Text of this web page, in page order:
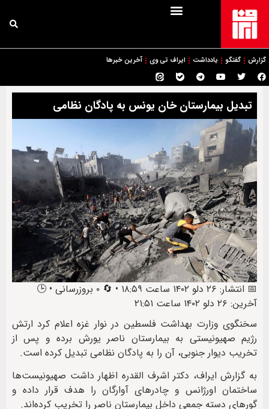
گزارش گفتگو یادداشت ایراف تی وی آخرین خبرها
تبدیل بیمارستان خان یونس به پادگان نظامی
📅 انتشار: ۲۶ دلو ۱۴۰۲ ساعت ۱۸:۵۹ • 🔄 ۰ بروزرسانی • 🕒
آخرین: ۲۶ دلو ۱۴۰۲ ساعت ۲۱:۵۱
سخنگوی وزارت بهداشت فلسطین در نوار غزه اعلام کرد ارتش
رژیم صهیونیستی به بیمارستان ناصر یورش برده و پس از
تخریب دیوار جنوبی، آن را به پادگان نظامی تبدیل کرده است.
به گزارش ایراف، دکتر اشرف القدره اظهار داشت صهیونیست‌ها
ساختمان اورژانس و چادرهای آوارگان را هدف قرار داده و
گورهای دسته جمعی داخل بیمارستان ناصر را تخریب کرده‌اند.